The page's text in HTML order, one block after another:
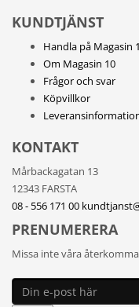
KUNDTJÄNST
Handla på Magasin
Om Magasin 10
Frågor och svar
Köpvillkor
KONTAKT
Mårbackagatan 13
12343 FARSTA
08 - 556 171 00
PRENUMERERA
Missa inte våra